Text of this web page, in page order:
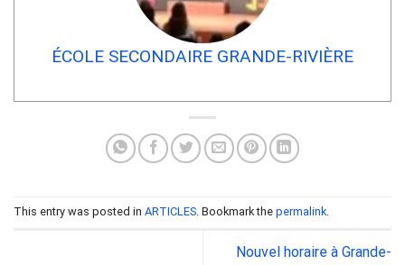
ÉCOLE SECONDAIRE GRANDE-RIVIÈRE
This entry was posted in ARTICLES. Bookmark the permalink.
Nouvel horaire à Grande-